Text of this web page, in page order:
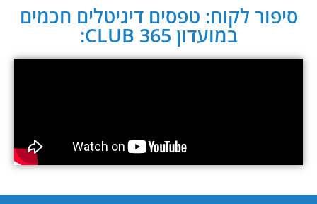
סיפור לקוח: טפסים דיגיטלים חכמים
במועדון CLUB 365: